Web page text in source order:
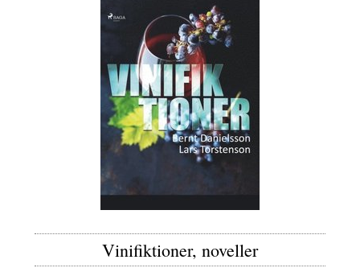
Vinifiktioner, noveller